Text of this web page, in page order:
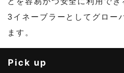
3イネーブラーとしてグロー
ます。
Pick up